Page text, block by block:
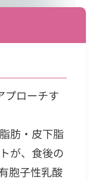
プローチす
肪・皮下脂
が、食後の
胞子性乳酸